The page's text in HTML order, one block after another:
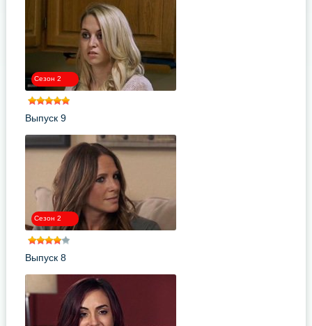
Сезон 2
Выпуск 9
Сезон 2
Выпуск 8